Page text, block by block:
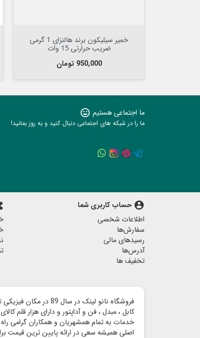
خمیر سیلیکون برند هالنزای 1 گرمی
ضریب حرارتی 15 وات
قیمت
950,000 تومان
ما اجتماعی هستیم sentiment_very_satisfied
ما را در شبکه های اجتماعی دنبال کنید و به روز بمانید!
account_circle حساب کاربری شما
اطلاعات شخصی
سفارش‌ها
رسیدهای مالی
آدرس‌ها
تخفیف ها
خدمات به تمام همشهریان و همکاران گرامی راه
اصلی همیشه سعی در ارائه پایین ترین قیمت